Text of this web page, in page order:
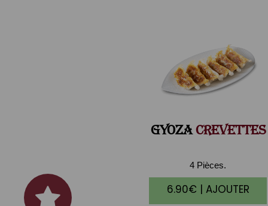
GYOZACREVETTES
4 Pièces.
6.90€ | AJOUTER